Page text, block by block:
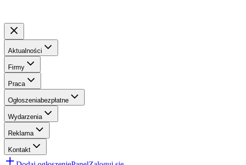
Aktualności
Firmy
Praca
Ogłoszeniabezpłatne
Wydarzenia
Reklama
Kontakt